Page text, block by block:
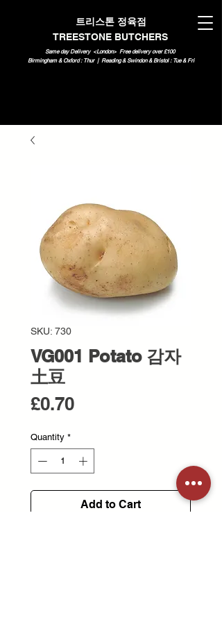
트리스톤 정육점
TREESTONE BUTCHERS
Same day Delivery <London> Free delivery over £100
Birmingham & Oxford : Thur | Reading & Swindon & Bristol : Tue & Fri
SKU: 730
VG001 Potato 감자
土豆
£0.70Price
Quantity *
Add to Cart